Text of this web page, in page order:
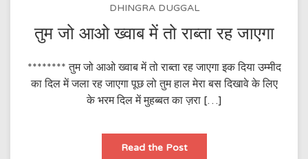
DHINGRA DUGGAL
तुम जो आओ ख्वाब में तो राब्ता रह जाएगा
******** तुम जो आओ ख्वाब में तो राब्ता रह जाएगा इक दिया उम्मीद
का दिल में जला रह जाएगा पूछ लो तुम हाल मेरा बस दिखावे के लिए
के भरम दिल में मुहब्बत का ज़रा […]
Read the Postतुम